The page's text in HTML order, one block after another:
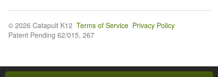
© 2026 Catapult K12 Terms of Service Privacy Policy
Patent Pending 62/015, 267